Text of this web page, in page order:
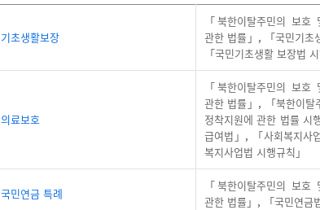
기초생활보장
「북한이탈주민의 보호
관한 법률」 , 「국민기초
「국민기초생활 보장법 시
의료보호
「북한이탈주민의 보호
관한 법률」 , 「북한이
정착지원에 관한 법률 시
급여법」 , 「사회복지사
복지사업법 시행규칙」
국민연금 특례
「북한이탈주민의 보호
관한 법률」 , 「국민연금